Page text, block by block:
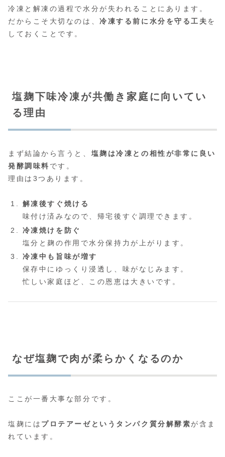
冷凍と解凍の過程で水分が失われることにあります。
だからこそ大切なのは、冷凍する前に水分を守る工夫を
しておくことです。
塩麹下味冷凍が共働き家庭に向いてい
る理由
まず結論から言うと、 塩麹は冷凍との相性が非常に良い
発酵調味料 です。
理由は3つあります。
解凍後すぐ焼ける
味付け済みなので、帰宅後すぐ調理できます。
冷凍焼けを防ぐ
塩分と麹の作用で水分保持力が上がります。
冷凍中も旨味が増す
保存中にゆっくり浸透し、味がなじみます。
忙しい家庭ほど、この恩恵は大きいです。
なぜ塩麹で肉が柔らかくなるのか
ここが一番大事な部分です。
塩麹には プロテアーゼというタンパク質分解酵素が含ま
れています。